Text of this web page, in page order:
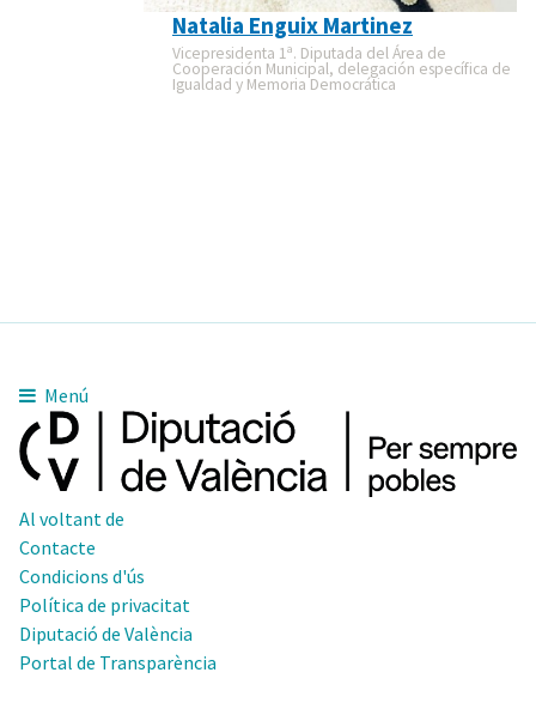
Natalia Enguix Martinez
Vicepresidenta 1ª. Diputada del Área de
Cooperación Municipal, delegación específica de
Igualdad y Memoria Democrática
Menú
Al voltant de
Contacte
Condicions d'ús
Política de privacitat
Diputació de València
Portal de Transparència